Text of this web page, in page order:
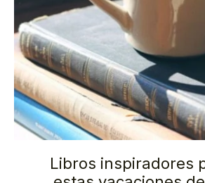
Libros inspiradores